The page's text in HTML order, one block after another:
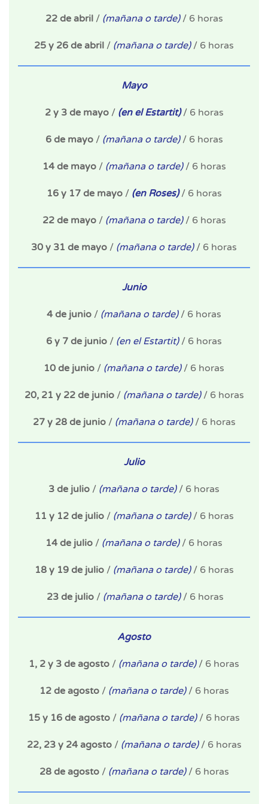
22 de abril/ (mañana o tarde)/ 6 horas
25 y 26 de abril / (mañana o tarde)/ 6 horas
Mayo
2 y 3 de mayo/ (en el Estartit)/ 6 horas
6 de mayo/ (mañana o tarde)/ 6 horas
14 de mayo/ (mañana o tarde)/ 6 horas
16 y 17 de mayo/ (en Roses)/ 6 horas
22 de mayo/ (mañana o tarde)/ 6 horas
30 y 31 de mayo / (mañana o tarde)/ 6 horas
Junio
4 de junio / (mañana o tarde)/ 6 horas
6 y 7 de junio / (en el Estartit)/ 6 horas
10 de junio / (mañana o tarde)/ 6 horas
20, 21 y 22 de junio/ (mañana o tarde)/ 6 horas
27 y 28 de junio/ (mañana o tarde)/ 6 horas
Julio
3 de julio / (mañana o tarde)/ 6 horas
11 y 12 de julio/ (mañana o tarde)/ 6 horas
14 de julio / (mañana o tarde)/ 6 horas
18 y 19 de julio/ (mañana o tarde)/ 6 horas
23 de julio / (mañana o tarde)/ 6 horas
Agosto
1, 2 y 3 de agosto / (mañana o tarde)/ 6 horas
12 de agosto/ (mañana o tarde)/ 6 horas
15 y 16 de agosto / (mañana o tarde)/ 6 horas
22, 23 y 24 agosto/ (mañana o tarde)/ 6 horas
28 de agosto/ (mañana o tarde)/ 6 horas